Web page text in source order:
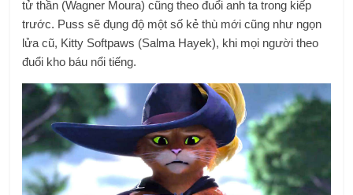
tử thần (Wagner Moura) cũng theo đuổi anh ta trong kiếp
trước. Puss sẽ đụng độ một số kẻ thù mới cũng như ngọn
lửa cũ, Kitty Softpaws (Salma Hayek), khi mọi người theo
đuổi kho báu nổi tiếng.